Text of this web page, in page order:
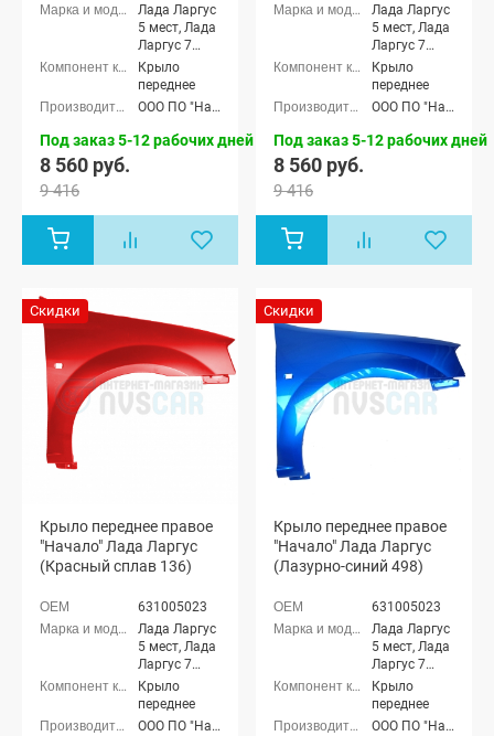
Лада Ларгус
5 мест, Лада
Ларгус 7
мест
Крыло
переднее
ООО ПО "Начало"
Под заказ 5-12 рабочих дней
8 560 руб.
9 416
Лада Ларгус
5 мест, Лада
Ларгус 7
мест
Крыло
переднее
ООО ПО "Начало"
Под заказ 5-12 рабочих дней
8 560 руб.
9 416
Скидки
Крыло переднее правое
"Начало" Лада Ларгус
(Красный сплав 136)
631005023
Лада Ларгус
5 мест, Лада
Ларгус 7
мест
Крыло
переднее
ООО ПО "Начало"
Скидки
Крыло переднее правое
"Начало" Лада Ларгус
(Лазурно-синий 498)
631005023
Лада Ларгус
5 мест, Лада
Ларгус 7
мест
Крыло
переднее
ООО ПО "Начало"